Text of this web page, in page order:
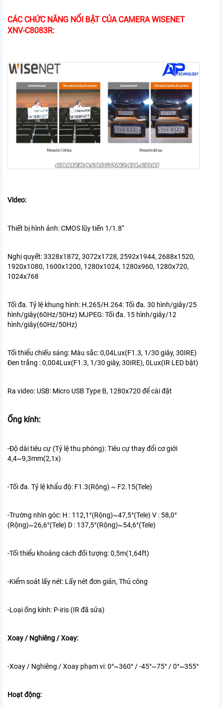
CÁC CHỨC NĂNG NỔI BẬT CỦA CAMERA WISENET
XNV-C8083R:
Video:
Thiết bị hình ảnh:CMOS lũy tiến 1/1.8"
Nghị quyết:3328x1872, 3072x1728, 2592x1944, 2688x1520,
1920x1080, 1600x1200, 1280x1024, 1280x960, 1280x720,
1024x768
Tối đa. Tỷ lệ khung hình: H.265/H.264: Tối đa. 30 hình/giây/25
hình/giây(60Hz/50Hz) MJPEG: Tối đa. 15 hình/giây/12
hình/giây(60Hz/50Hz)
Tối thiểu chiếu sáng: Màu sắc: 0,04Lux(F1.3, 1/30 giây, 30IRE)
Đen trắng : 0,004Lux(F1.3, 1/30 giây, 30IRE), 0Lux(IR LED bật)
Ra video: USB: Micro USB Type B, 1280x720 để cài đặt
Ống kính:
-Độ dài tiêu cự (Tỷ lệ thu phóng):Tiêu cự thay đổi cơ giới
4,4~9,3mm(2,1x)
-Tối đa. Tỷ lệ khẩu độ: F1.3(Rộng) ~ F2.15(Tele)
-Trường nhìn góc: H : 112,1°(Rộng)~47,5°(Tele) V : 58,0°
(Rộng)~26,6°(Tele) D : 137,5°(Rộng)~54,6°(Tele)
-Tối thiểu khoảng cách đối tượng:0,5m(1,64ft)
-Kiểm soát lấy nét: Lấy nét đơn giản, Thủ công
-Loại ống kính: P-iris (IR đã sửa)
Xoay / Nghiêng / Xoay:
-Xoay / Nghiêng / Xoay phạm vi:0°~360° / -45°~75° / 0°~355°
Hoạt động: